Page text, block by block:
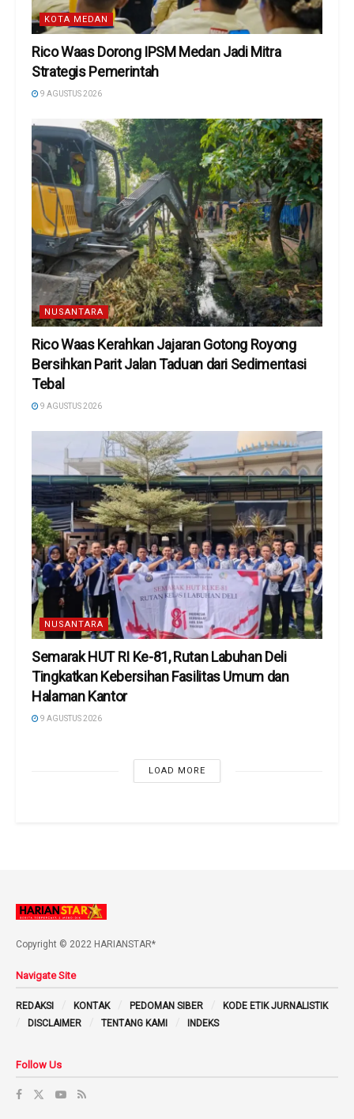
KOTA MEDAN
Rico Waas Dorong IPSM Medan Jadi Mitra
Strategis Pemerintah
9 AGUSTUS 2026
NUSANTARA
Rico Waas Kerahkan Jajaran Gotong Royong
Bersihkan Parit Jalan Taduan dari Sedimentasi
Tebal
9 AGUSTUS 2026
NUSANTARA
Semarak HUT RI Ke-81, Rutan Labuhan Deli
Tingkatkan Kebersihan Fasilitas Umum dan
Halaman Kantor
9 AGUSTUS 2026
LOAD MORE
Copyright © 2022 HARIANSTAR*
Navigate Site
REDAKSI KONTAK PEDOMAN SIBER
KODE ETIK JURNALISTIK
DISCLAIMER
TENTANG KAMI INDEKS
Follow Us